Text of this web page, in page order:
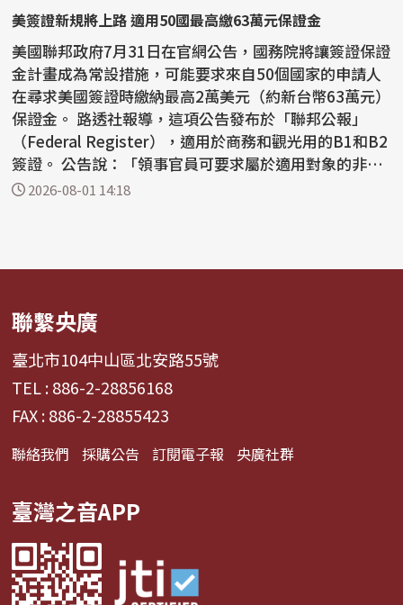
美簽證新規將上路 適用50國最高繳63萬元保證金
美國聯邦政府7月31日在官網公告，國務院將讓簽證保證
金計畫成為常設措施，可能要求來自50個國家的申請人
在尋求美國簽證時繳納最高2萬美元（約新台幣63萬元）
保證金。 路透社報導，這項公告發布於「聯邦公報」
（Federal Register），適用於商務和觀光用的B1和B2
簽證。 公告說：「領事官員可要求屬於適用對象的非移
民...2026-08-01 14:18
聯繫央廣
臺北市104中山區北安路55號
TEL : 886-2-28856168
FAX : 886-2-28855423
聯絡我們 採購公告 訂閱電子報 央廣社群
臺灣之音APP